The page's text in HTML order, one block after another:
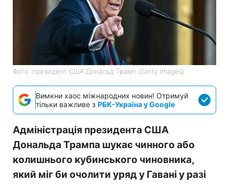
Фото: президент США Дональд Трамп (Getty Images)
Вимкни хаос міжнародних новин! Отримуй
тільки важливе з РБК-Україна у Google
Адміністрація президента США
Дональда Трампа шукає чинного або
колишнього кубинського чиновника,
який міг би очолити уряд у Гавані у разі